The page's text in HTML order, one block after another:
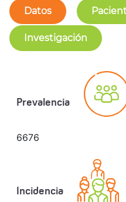
Datos
Investigación
Prevalencia
6676
Incidencia